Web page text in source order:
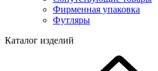
Фирменная упаковка
Футляры
Каталог изделий